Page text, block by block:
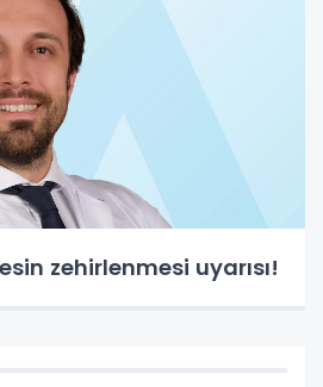
zehirlenmesi uyarısı!